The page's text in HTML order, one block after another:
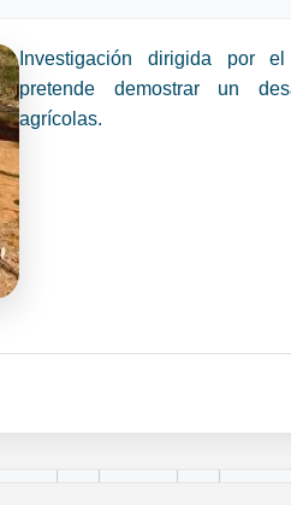
Investigación dirigida por
pretende demostrar un
agrícolas.